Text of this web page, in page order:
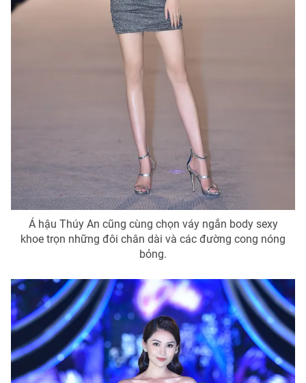
Á hậu Thúy An cũng cùng chọn váy ngắn body sexy
khoe trọn những đôi chân dài và các đường cong nóng
bỏng.